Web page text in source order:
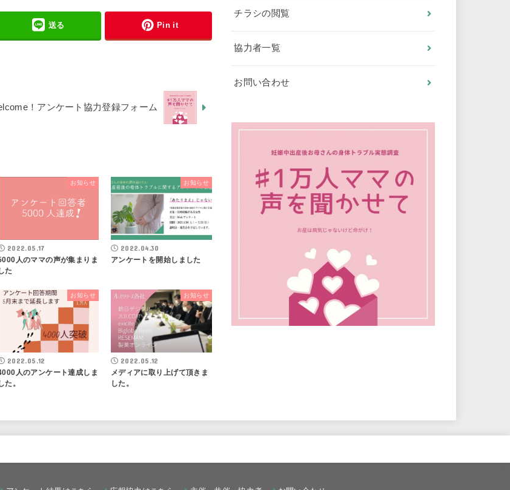
送る Pin it
！アンケート協力登録フォーム
お知らせ
2022.05.17
人のママの声が集まりま
た
お知らせ
2022.04.30
アンケートを開始しました
お知らせ
2022.05.12
人のアンケート達成しま
た。
お知らせ
2022.05.12
メディアに取り上げて頂きま
した。
チラシの閲覧
協力者一覧
お問い合わせ